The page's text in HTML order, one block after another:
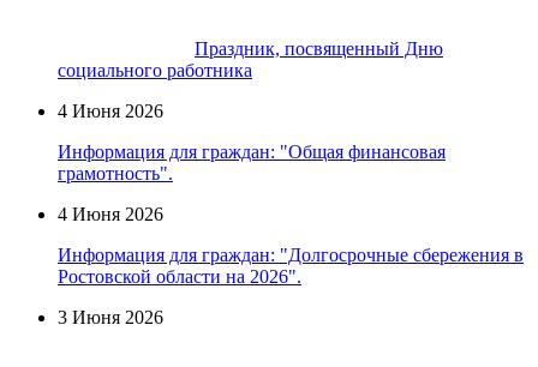
Праздник, посвященный Дню
социального работника
4 Июня 2026
Информация для граждан: "Общая финансовая
грамотность".
4 Июня 2026
Информация для граждан: "Долгосрочные сбережения в
Ростовской области на 2026".
3 Июня 2026